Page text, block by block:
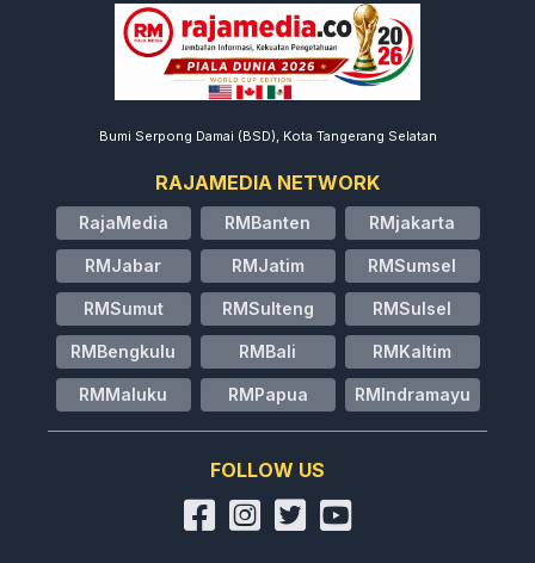
Bumi Serpong Damai (BSD), Kota Tangerang Selatan
RAJAMEDIA NETWORK
RajaMedia RMBanten RMjakarta
RMJabar RMJatim RMSumsel
RMSumut RMSulteng RMSulsel
RMBengkulu RMBali RMKaltim
RMMaluku RMPapua RMIndramayu
FOLLOW US